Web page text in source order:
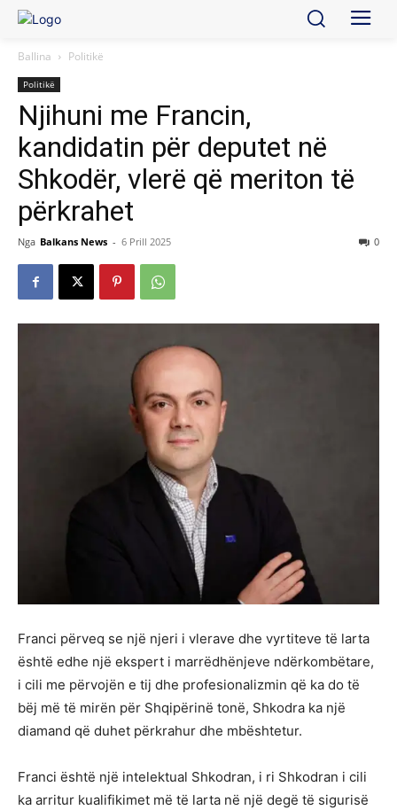
Ballina Politikë
Politikë
Njihuni me Francin,
kandidatin për deputet në
Shkodër, vlerë që meriton të
përkrahet
Nga Balkans News - 6 Prill 2025 0
Franci përveq se një njeri i vlerave dhe vyrtiteve të larta
është edhe një ekspert i marrëdhënjeve ndërkombëtare,
i cili me përvojën e tij dhe profesionalizmin që ka do të
bëj më të mirën për Shqipërinë tonë, Shkodra ka një
diamand që duhet përkrahur dhe mbështetur.
Franci është një intelektual Shkodran, i ri Shkodran i cili
ka arritur kualifikimet më të larta në një degë të sigurisë